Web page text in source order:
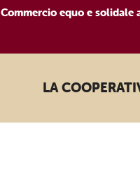
Commercio equo e solidale
LA